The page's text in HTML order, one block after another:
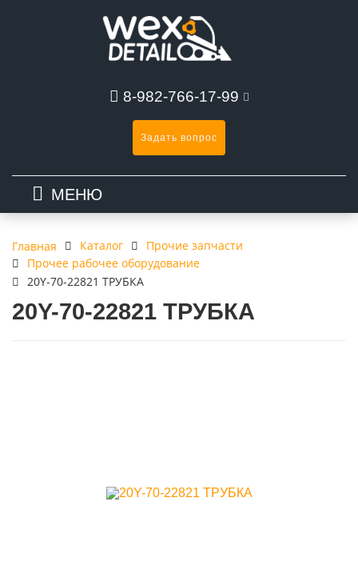
8-982-766-17-99
Задать вопрос
МЕНЮ
Главная Каталог
Прочие запчасти
Прочее рабочее оборудование
20Y-70-22821 ТРУБКА
20Y-70-22821 ТРУБКА